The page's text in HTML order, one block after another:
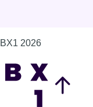
BX1 2026